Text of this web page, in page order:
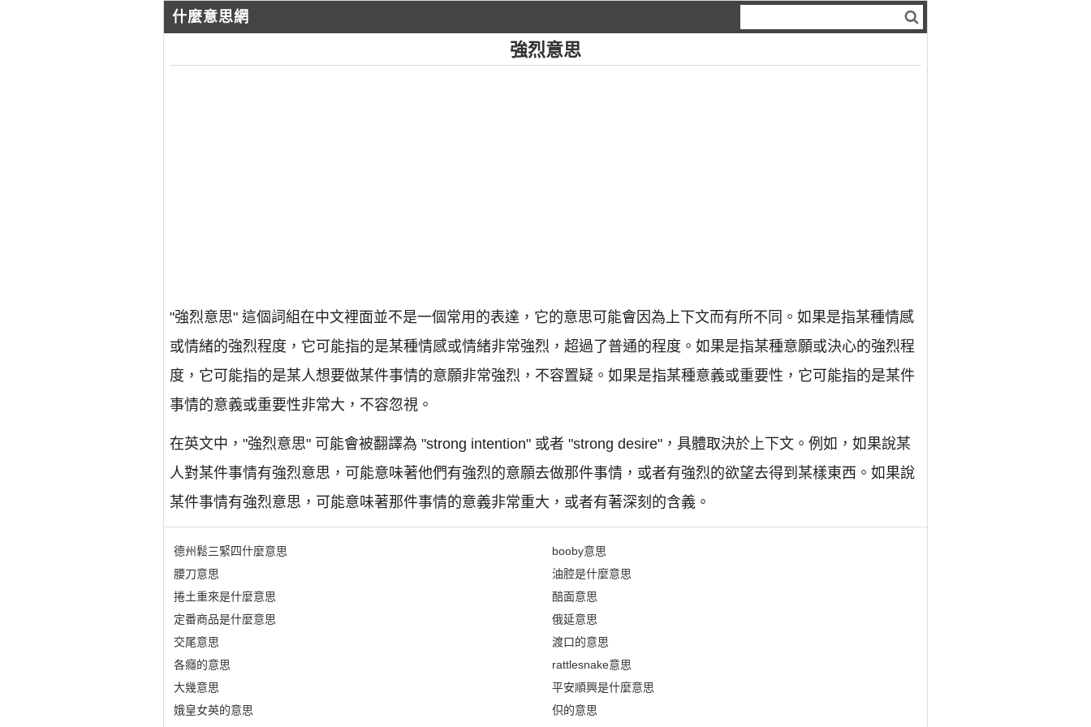
什麼意思網
強烈意思
"強烈意思" 這個詞組在中文裡面並不是一個常用的表達，它的意思可能會因為上下文而有所不同。如果是指某種情感
或情緒的強烈程度，它可能指的是某種情感或情緒非常強烈，超過了普通的程度。如果是指某種意願或決心的強烈程
度，它可能指的是某人想要做某件事情的意願非常強烈，不容置疑。如果是指某種意義或重要性，它可能指的是某件
事情的意義或重要性非常大，不容忽視。
在英文中，"強烈意思" 可能會被翻譯為 "strong intention" 或者 "strong desire"，具體取決於上下文。例如，如果說某
人對某件事情有強烈意思，可能意味著他們有強烈的意願去做那件事情，或者有強烈的欲望去得到某樣東西。如果說
某件事情有強烈意思，可能意味著那件事情的意義非常重大，或者有著深刻的含義。
德州鬆三緊四什麼意思
腰刀意思
捲土重來是什麼意思
定番商品是什麼意思
交尾意思
各癮的意思
大幾意思
娥皇女英的意思
booby意思
油腔是什麼意思
醅面意思
俄延意思
渡口的意思
rattlesnake意思
平安順興是什麼意思
伿的意思